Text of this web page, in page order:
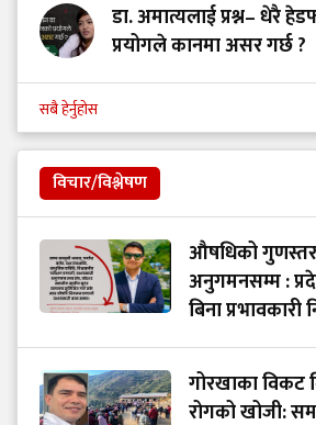
डा. अमात्यलाई प्रश्न– धेरै
प्रयोगले कानमा असर गर्छ ?
सबै हेर्नुहोस
विचार/विश्लेषण
औषधिको
अनुगमनसम्म :
बिना
गोरखाका विकट
रोगको खोजी: